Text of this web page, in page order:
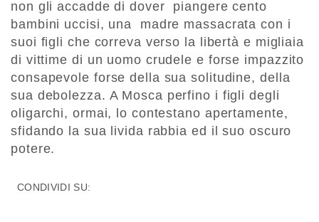
non gli accadde di dover piangere cento
bambini uccisi, una madre massacrata con i
suoi figli che correva verso la libertà e migliaia
di vittime di un uomo crudele e forse impazzito
consapevole forse della sua solitudine, della
sua debolezza. A Mosca perfino i figli degli
oligarchi, ormai, lo contestano apertamente,
sfidando la sua livida rabbia ed il suo oscuro
potere.
CONDIVIDI SU: